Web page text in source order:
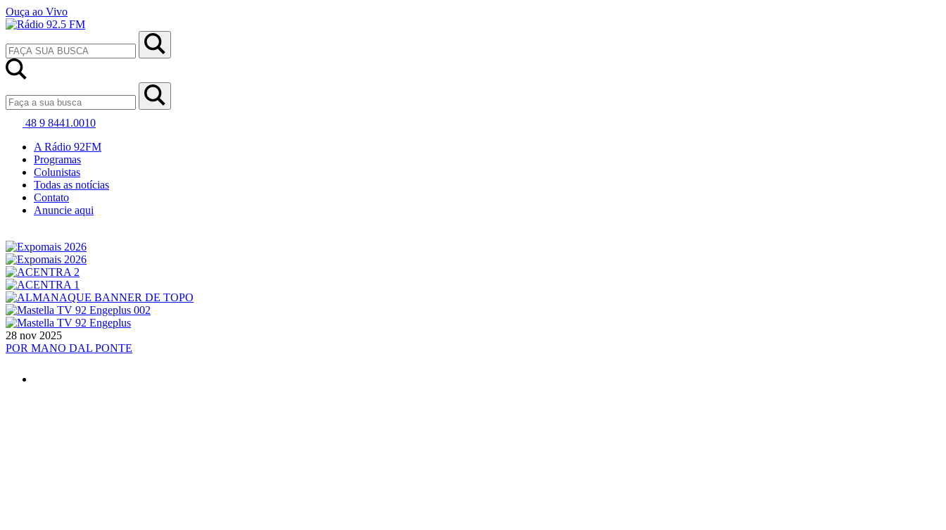
Ouça ao Vivo
48 9 8441.0010
A Rádio 92FM
Programas
Colunistas
Todas as notícias
Contato
Anuncie aqui
28 nov 2025
POR MANO DAL PONTE